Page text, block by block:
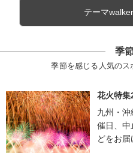
テーマ
季
季節を感じる人気の
花火特集
九州・
催日、中
どをお届